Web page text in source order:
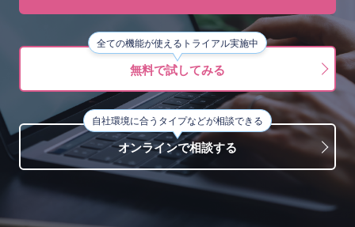
全ての機能が使えるトライアル実施中
無料で試してみる
自社環境に合うタイプなどが相談できる
オンラインで相談する